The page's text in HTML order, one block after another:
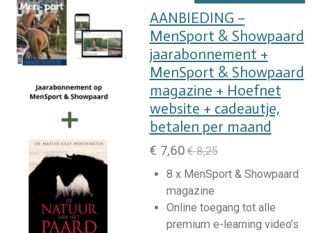
AANBIEDING –
MenSport & Showpaard
jaarabonnement +
MenSport & Showpaard
magazine + Hoefnet
website + cadeautje,
betalen per maand
€ 7,60 € 8,25
8 x MenSport & Showpaard
magazine
Online toegang tot alle
premium e-learning video’s